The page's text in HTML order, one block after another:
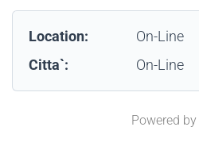
Location:
On-Line
Citta`:
On-Line
Powered by